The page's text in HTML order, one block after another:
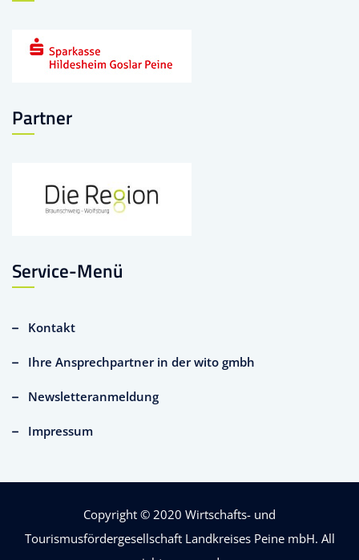
Partner
Service-Menü
Kontakt
Ihre Ansprechpartner in der wito gmbh
Newsletteranmeldung
Impressum
Copyright © 2020 Wirtschafts- und
Tourismusfördergesellschaft Landkreises Peine mbH. All